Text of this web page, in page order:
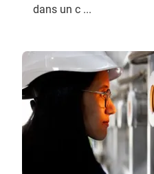
dans un c ...